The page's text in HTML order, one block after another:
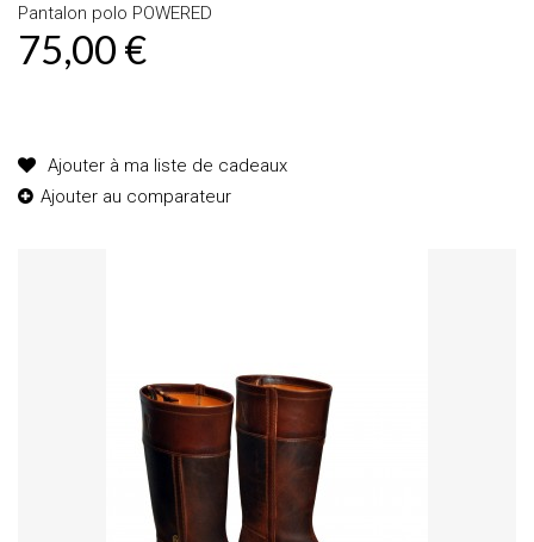
Pantalon polo POWERED
75,00 €
Ajouter à ma liste de cadeaux
Ajouter au comparateur